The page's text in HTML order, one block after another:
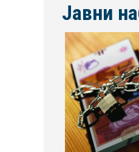
Јавни